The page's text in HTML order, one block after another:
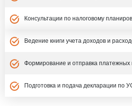
Консультации по налоговому
Ведение книги учета доходов и
Формирование и отправка платежных
Подготовка и подача декларации по